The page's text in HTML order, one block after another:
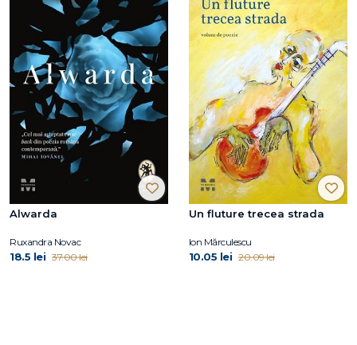
Alwarda
Ruxandra Novac
18.5 lei 37.00 lei
Un fluture trecea strada
Ion Mărculescu
10.05 lei 20.09 lei